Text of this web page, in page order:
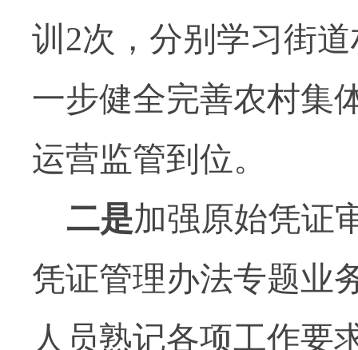
训 2次，分别学习街
一步健全完善农村集
运营监管到位。
二是加强原始凭证
凭证管理办法专题业
人员熟记各项工作要